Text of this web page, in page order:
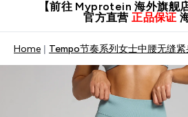
【前往 Myprotein 海外旗舰店
官方直营 正品保证
Home Tempo节奏系列女士中腰无缝